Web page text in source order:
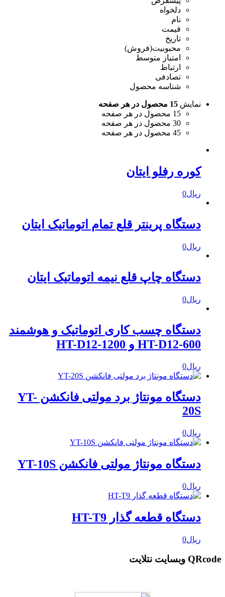
دلخواه
نام
قیمت
تاریخ
محبوبیت(فروش)
امتیاز متوسط
ارتباط
تصادفی
شناسه محصول
نمایش 15 محصول در هر صفحه
15 محصول در هر صفحه
30 محصول در هر صفحه
45 محصول در هر صفحه
کوره رفلو ایتان
ریال0
دستگاه پرینتر قلع تمام اتوماتیک ایتان
ریال0
دستگاه چاپ قلع نیمه اتوماتیک ایتان
ریال0
دستگاه چسب کاری اتوماتیک و هوشمند
HT-D12-600 و HT-D12-1200
ریال0
دستگاه مونتاژ برد مولتی فانکشن YT-
20S
ریال0
دستگاه مونتاژ مولتی فانکشن YT-10S
ریال0
دستگاه قطعه گذار HT-T9
ریال0
QRcode وبسایت نتلایت